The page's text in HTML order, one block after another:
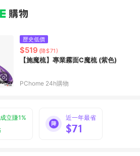
歷史低價
$519 (降$71)
【施魔梳】專業霧面C魔梳 (紫色)
PChome 24h購物
立賺1% 近一年最省
$71